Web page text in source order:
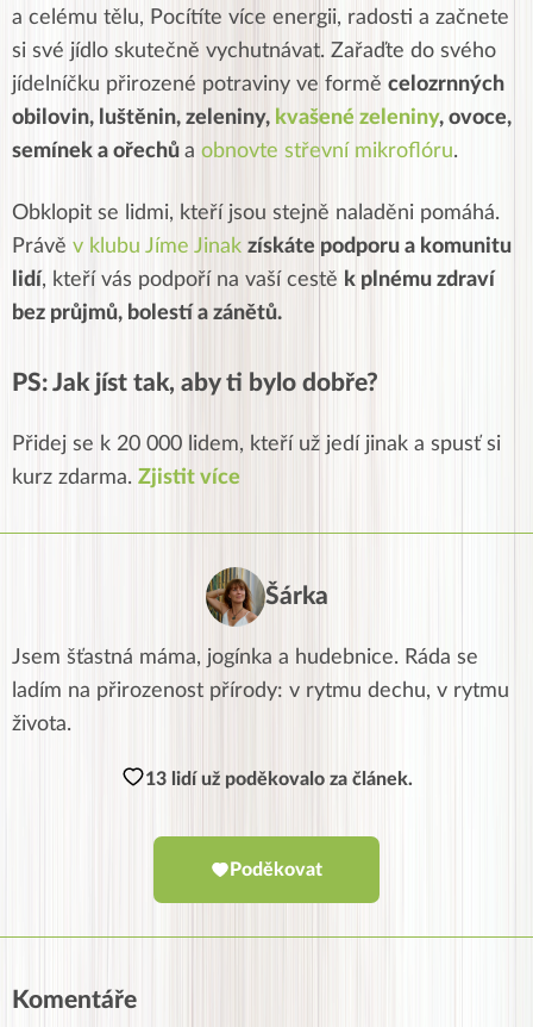
a celému tělu, Pocítíte více energii, radosti a začnete
si své jídlo skutečně vychutnávat. Zařaďte do svého
jídelníčku přirozené potraviny ve formě celozrnných
obilovin, luštěnin, zeleniny, kvašené zeleniny, ovoce,
semínek a ořechů a obnovte střevní mikroflóru.
Obklopit se lidmi, kteří jsou stejně naladěni pomáhá.
Právě v klubu Jíme Jinak získáte podporu a komunitu
lidí, kteří vás podpoří na vaší cestě k plnému zdraví
bez průjmů, bolestí a zánětů.
PS: Jak jíst tak, aby ti bylo dobře?
Přidej se k 20 000 lidem, kteří už jedí jinak a spusť si
kurz zdarma. Zjistit více
Šárka
Jsem šťastná máma, jogínka a hudebnice. Ráda se
ladím na přirozenost přírody: v rytmu dechu, v rytmu
života.
13 lidí už poděkovalo za článek.
Poděkovat
Komentáře